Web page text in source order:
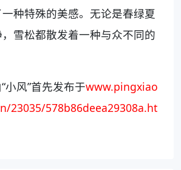
种特殊的美感。无论是春绿夏
雪松都散发着一种与众不同的
小风”首先发布于www.pingxiao
23035/578b86deea29308a.ht